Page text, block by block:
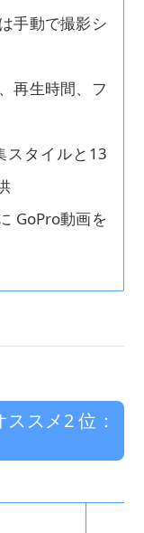
手動で撮影シ
再生時間、フ
タイルと13
GoPro動画を
スメ2 位：